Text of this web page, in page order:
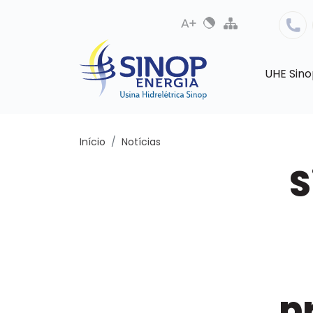
UHE
Início Notícias